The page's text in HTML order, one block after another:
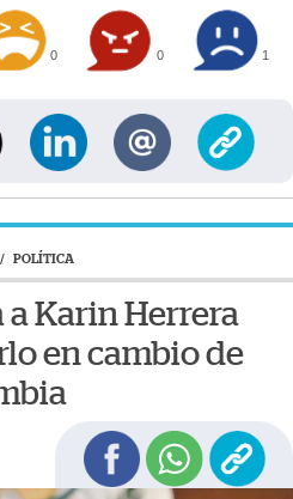
0 0 1
/ POLÍTICA
Karin Herrera
en cambio de